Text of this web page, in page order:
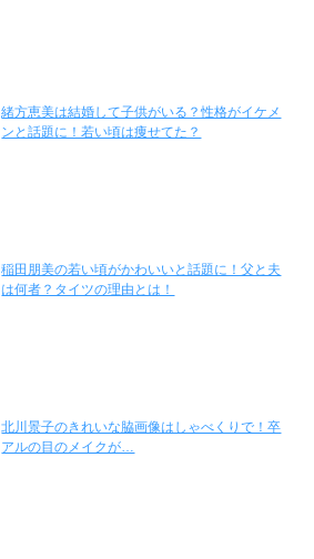
緒方恵美は結婚して子供がいる？性格がイケメ
ンと話題に！若い頃は痩せてた？
稲田朋美の若い頃がかわいいと話題に！父と夫
は何者？タイツの理由とは！
北川景子のきれいな脇画像はしゃべくりで！卒
アルの目のメイクが…